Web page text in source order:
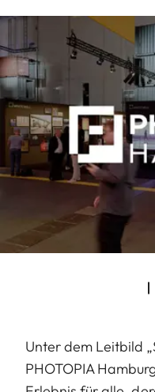
Unter dem Leitbild
PHOTOPIA